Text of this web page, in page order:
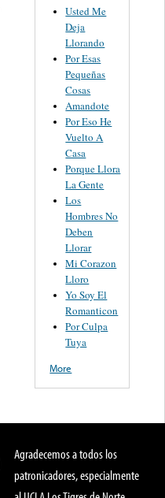
Usted Me
Deja
Llorando
Por Esas
Pequeñas
Cosas
Amandote
Por Eso He
Vuelto A
Casa
Porque Llora
La Gente
Los
Hombres No
Deben
Llorar
Mi Corazon
Lloro
Yo Soy El
Romanticon
Por Culpa
Tuya
More
Agradecemos a todos los
patronicadores, especialmente